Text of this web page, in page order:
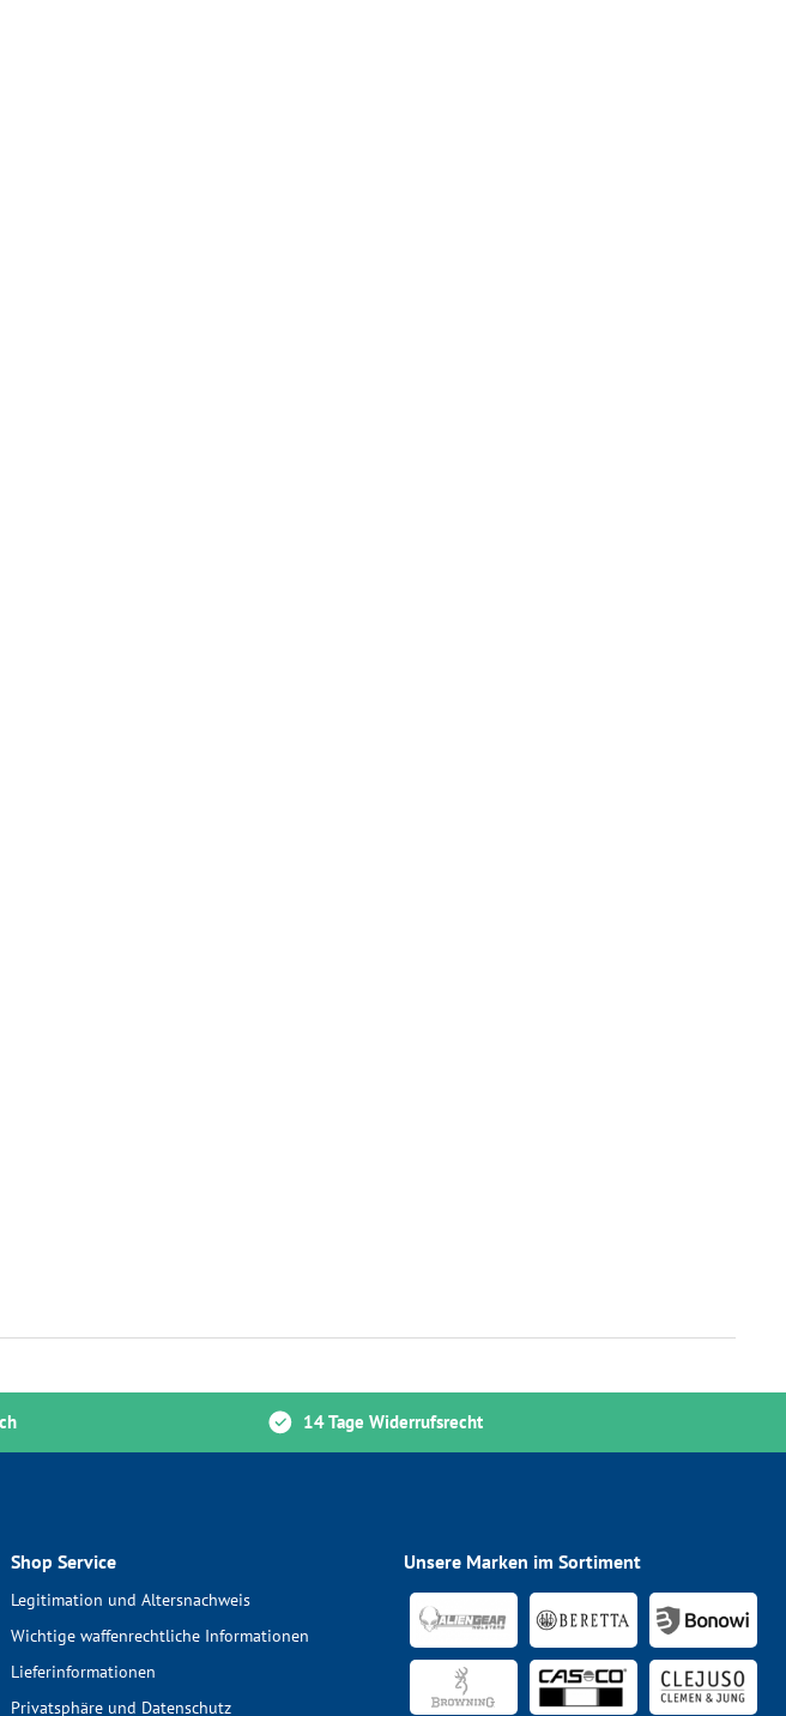
14 Tage Widerrufsrecht
Shop Service
Legitimation und Altersnachweis
Wichtige waffenrechtliche Informationen
Lieferinformationen
Privatsphäre und Datenschutz
Unsere Marken im Sortiment